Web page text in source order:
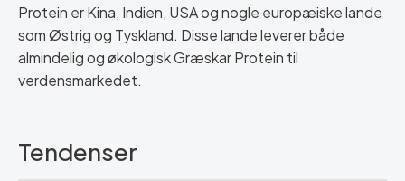
Protein er Kina, Indien, USA og nogle europæiske lande
som Østrig og Tyskland. Disse lande leverer både
almindelig og økologisk Græskar Protein til
verdensmarkedet.
Tendenser